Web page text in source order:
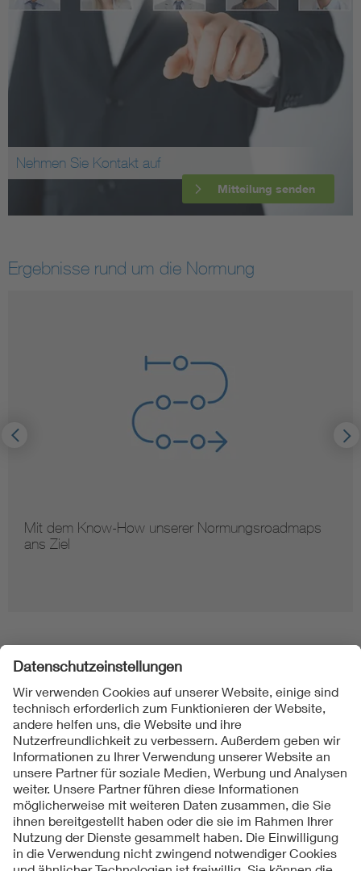
Nehmen Sie Kontakt auf
Mitteilung senden
Ergebnisse rund um die Normung
Mit dem Know-How unserer Normungsroadmaps
ans Ziel
Folgen Sie uns
Kontakt